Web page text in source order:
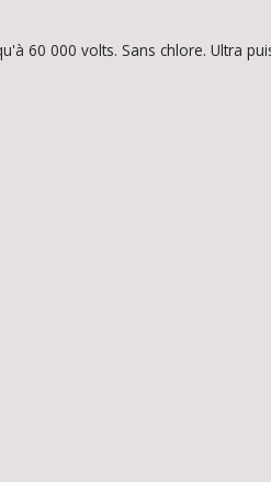
60 000 volts. Sans chlore. Ultra